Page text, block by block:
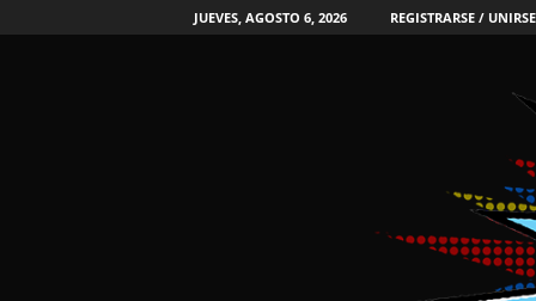
JUEVES, AGOSTO 6, 2026 REGISTRARSE / UNIRSE